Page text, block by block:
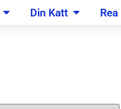
Din Katt Rea